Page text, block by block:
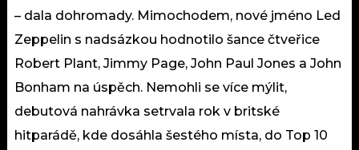
– dala dohromady. Mimochodem, nové jméno Led
Zeppelin s nadsázkou hodnotilo šance čtveřice
Robert Plant, Jimmy Page, John Paul Jones a John
Bonham na úspěch. Nemohli se více mýlit,
debutová nahrávka setrvala rok v britské
hitparádě, kde dosáhla šestého místa, do Top 10